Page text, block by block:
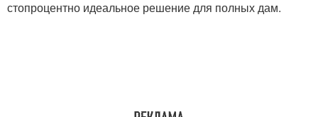
стопроцентно идеальное решение для полных дам.